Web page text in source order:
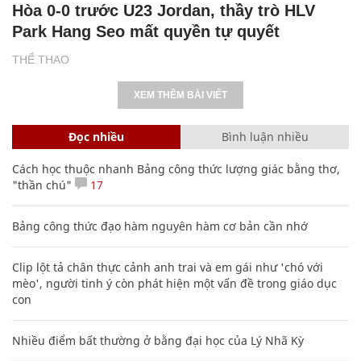
THỂ THAO
Hòa 0-0 trước U23 Jordan, thầy trò HLV
Park Hang Seo mất quyền tự quyết
XEM THÊM BÀI VIẾT
Đọc nhiều Bình luận nhiều
Cách học thuộc nhanh Bảng công thức lượng giác bằng thơ,
"thần chú"
17
Bảng công thức đạo hàm nguyên hàm cơ bản cần nhớ
Clip lột tả chân thực cảnh anh trai và em gái như 'chó với
mèo', người tinh ý còn phát hiện một vấn đề trong giáo dục
con
Nhiều điểm bất thường ở bằng đại học của Lý Nhã Kỳ